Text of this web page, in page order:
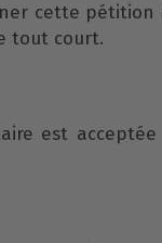
cette
tout court.
est